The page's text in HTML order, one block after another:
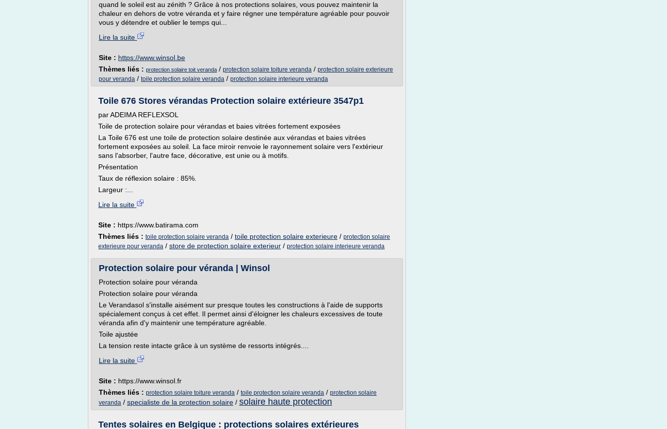
quand le soleil est au zénith ? Grâce à nos protections solaires, vous pouvez maintenir la
chaleur en dehors de votre véranda et y faire régner une température agréable pour pouvoir
vous y détendre et oublier le temps qui...
Lire la suite
Site : https://www.winsol.be
Thèmes liés : protection solaire toit veranda / protection solaire toiture veranda / protection solaire exterieure
pour veranda / toile protection solaire veranda / protection solaire interieure veranda
Toile 676 Stores vérandas Protection solaire extérieure 3547p1
par ADEIMA REFLEXSOL
Toile de protection solaire pour vérandas et baies vitrées fortement exposées
La Toile 676 est une toile de protection solaire destinée aux vérandas et baies vitrées
fortement exposées au soleil. La face miroir renvoie le rayonnement solaire vers l'extérieur
sans l'absorber, l'autre face, décorative, est unie ou à motifs.
Présentation
Taux de réflexion solaire : 85%.
Largeur :...
Lire la suite
Site : https://www.batirama.com
Thèmes liés : toile protection solaire veranda / toile protection solaire exterieure / protection solaire
exterieure pour veranda / store de protection solaire exterieur / protection solaire interieure veranda
Protection solaire pour véranda | Winsol
Protection solaire pour véranda
Protection solaire pour véranda
Le Verandasol s'installe aisément sur presque toutes les constructions à l'aide de supports
spécialement conçus à cet effet. Il permet ainsi d'éloigner les chaleurs excessives de toute
véranda afin d'y maintenir une température agréable.
Toile ajustée
La tension reste intacte grâce à un système de ressorts intégrés....
Lire la suite
Site : https://www.winsol.fr
Thèmes liés : protection solaire toiture veranda / toile protection solaire veranda / protection solaire
veranda / specialiste de la protection solaire / solaire haute protection
Tentes solaires en Belgique : protections solaires extérieures